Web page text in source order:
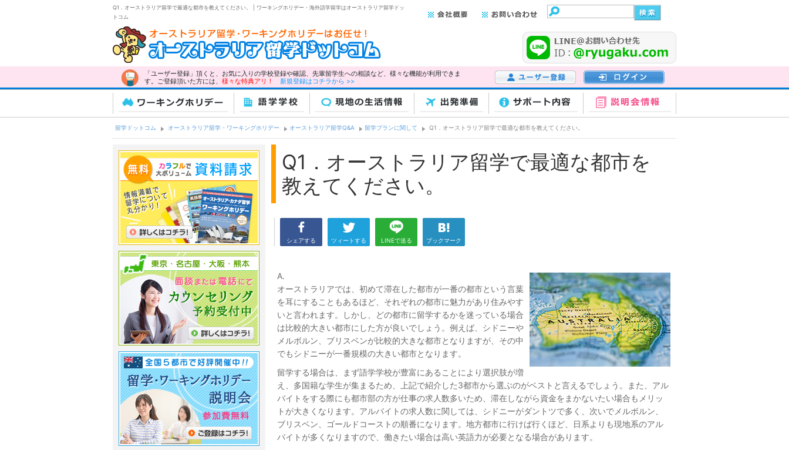
Q1．オーストラリア留学で最適な都市を教えてください。 | ワーキングホリデー・海外語学留学はオーストラリア留学ドッ
トコム
「ユーザー登録」頂くと、お気に入りの学校登録や確認、先輩留学生への相談など、様々な機能が利用できま
す。ご登録頂いた方には、 様々な特典アリ！
新規登録はコチラから >>
ユーザー登録
ログイン
ワーキングホリデー 語学学校 現地の生活情報 出発準備 サポート内容
留学ドットコム オーストラリア留学・ワーキングホリデー オーストラリア留学Q&A 留学プランに関して Q1．オーストラリア留学で最適な都市を教えてください。
Q1．オーストラリア留学で最適な都市を
教えてください。
シェアする ツィートする LINEで送る ブックマーク
A.
オーストラリアでは、初めて滞在した都市が一番の都市という言葉
を耳にすることもあるほど、それぞれの都市に魅力があり住みやす
いと言われます。しかし、どの都市に留学するかを迷っている場合
は比較的大きい都市にした方が良いでしょう。例えば、シドニーや
メルボルン、ブリスベンが比較的大きな都市となりますが、その中
でもシドニーが一番規模の大きい都市となります。
留学する場合は、まず語学学校が豊富にあることにより選択肢が増
え、多国籍な学生が集まるため、上記で紹介した3都市から選ぶのがベストと言えるでしょう。また、アル
バイトをする際にも都市部の方が仕事の求人数多いため、滞在しながら資金をまかないたい場合もメリッ
トが大きくなります。アルバイトの求人数に関しては、シドニーがダントツで多く、次いでメルボルン、
ブリスベン、ゴールドコーストの順番になります。地方都市に行けば行くほど、日系よりも現地系のアル
バイトが多くなりますので、働きたい場合は高い英語力が必要となる場合があります。